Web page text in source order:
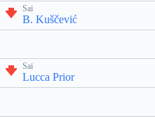
Sai
B. Kuščević
Sai
Lucca Prior